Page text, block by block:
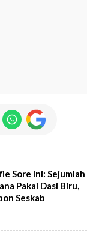
Sore Ini: Sejumlah
Pakai Dasi Biru,
Seskab